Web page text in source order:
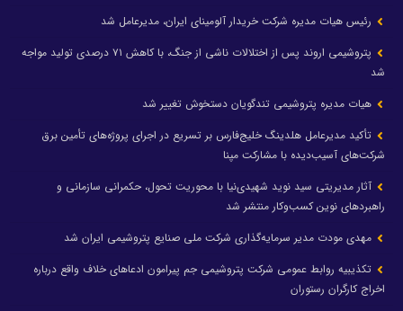
رئیس هیات مدیره شرکت خریدار آلومینای ایران، مدیرعامل شد
پتروشیمی اروند پس از اختلالات ناشی از جنگ، با کاهش ۷۱ درصدی تولید مواجه
شد
هیات مدیره پتروشیمی تندگویان دستخوش تغییر شد
تأکید مدیرعامل هلدینگ خلیج‌فارس بر تسریع در اجرای پروژه‌های تأمین برق
شرکت‌های آسیب‌دیده با مشارکت مپنا
آثار مدیریتی سید نوید شهیدی‌نیا با محوریت تحول، حکمرانی سازمانی و
راهبردهای نوین کسب‌وکار منتشر شد
مهدی مودت مدیر سرمایه‌گذاری شرکت ملی صنایع پتروشیمی ایران شد
تکذیبیه روابط عمومی شرکت پتروشیمی جم پیرامون ادعاهای خلاف واقع درباره
اخراج کارگران رستوران